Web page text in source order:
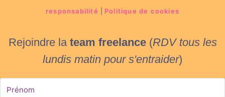
responsabilité Politique de cookies
Rejoindre la team freelance(RDV tous les
lundis matin pour s'entraider)